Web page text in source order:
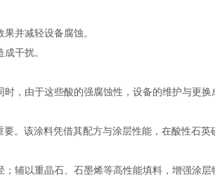
并减轻设备腐蚀。
干扰。
，由于这些酸的强腐蚀性，设备的维护与更换
要。该涂料凭借其配方与涂层性能，在酸性石英
辅以重晶石、石墨烯等高性能填料，增强涂层